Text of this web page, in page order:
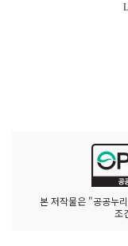
본 저작물은 "공공누
조